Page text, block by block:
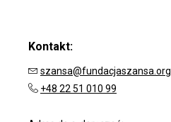
Kontakt:
szansa@fundacjaszansa.org
+48 22 51 010 99